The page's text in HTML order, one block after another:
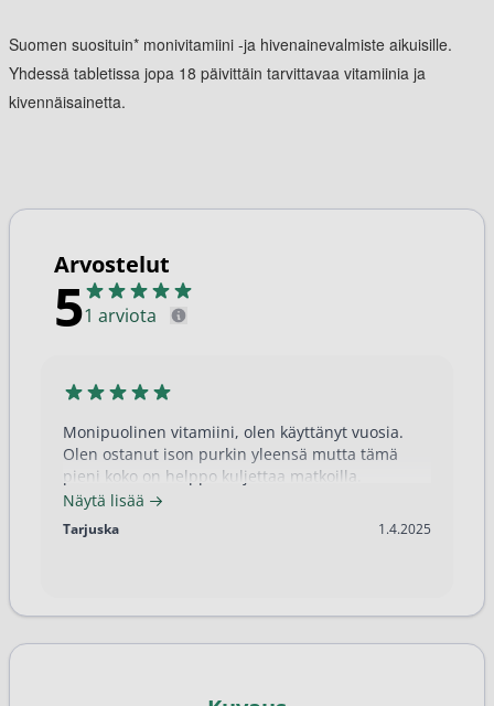
Suomen suosituin* monivitamiini -ja hivenainevalmiste aikuisille.
Yhdessä tabletissa jopa 18 päivittäin tarvittavaa vitamiinia ja
kivennäisainetta.
Arvostelut
51 arviota
Monipuolinen vitamiini, olen käyttänyt vuosia.
Olen ostanut ison purkin yleensä mutta tämä
pieni koko on helppo kuljettaa matkoilla.
Näytä lisää
Tarjuska 1.4.2025
1.4.2025